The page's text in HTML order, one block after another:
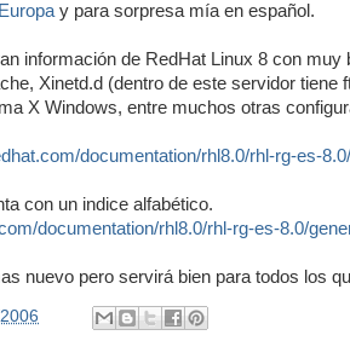
y para sorpresa mía en español.
información de RedHat Linux 8 con muy
Xinetd.d (dentro de este servidor tiene
X Windows, entre muchos otras
documentation/rhl8.0/rhl-rg-es-
con un indice alfabético.
documentation/rhl8.0/rhl-rg-es-8.0/
nuevo pero servirá bien para todos los